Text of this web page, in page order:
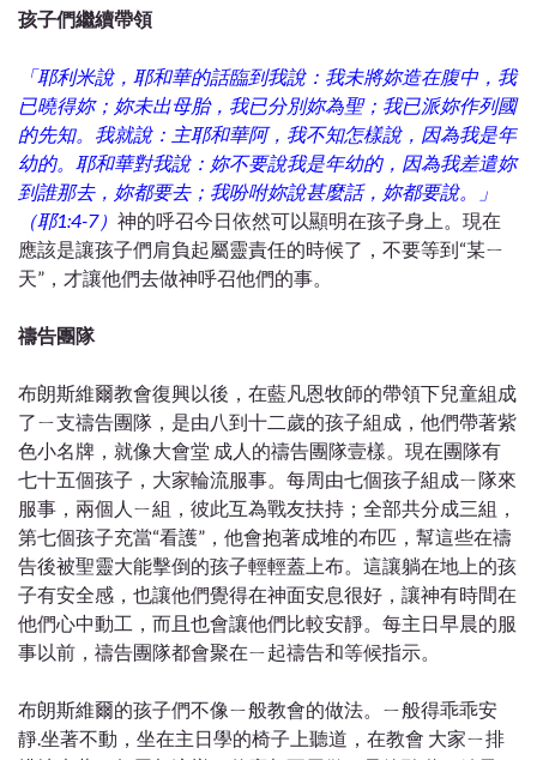
孩子們繼續帶領
「耶利米說，耶和華的話臨到我說：我未將妳造在腹中，我
已曉得妳；妳未出母胎，我已分別妳為聖；我已派妳作列國
的先知。我就說：主耶和華阿，我不知怎樣說，因為我是年
幼的。耶和華對我說：妳不要說我是年幼的，因為我差遣妳
到誰那去，妳都要去；我吩咐妳說甚麼話，妳都要說。」
（耶1:4-7） 神的呼召今日依然可以顯明在孩子身上。現在
應該是讓孩子們肩負起屬靈責任的時候了，不要等到“某ㄧ
天”，才讓他們去做神呼召他們的事。
禱告團隊
布朗斯維爾教會復興以後，在藍凡恩牧師的帶領下兒童組成
了ㄧ支禱告團隊，是由八到十二歲的孩子組成，他們帶著紫
色小名牌，就像大會堂 成人的禱告團隊壹樣。現在團隊有
七十五個孩子，大家輪流服事。每周由七個孩子組成ㄧ隊來
服事，兩個人ㄧ組，彼此互為戰友扶持；全部共分成三組，
第七個孩子充當“看護”，他會抱著成堆的布匹，幫這些在禱
告後被聖靈大能擊倒的孩子輕輕蓋上布。這讓躺在地上的孩
子有安全感，也讓他們覺得在神面安息很好，讓神有時間在
他們心中動工，而且也會讓他們比較安靜。每主日早晨的服
事以前，禱告團隊都會聚在ㄧ起禱告和等候指示。
布朗斯維爾的孩子們不像ㄧ般教會的做法。ㄧ般得乖乖安
靜.坐著不動，坐在主日學的椅子上聽道，在教會 大家ㄧ排